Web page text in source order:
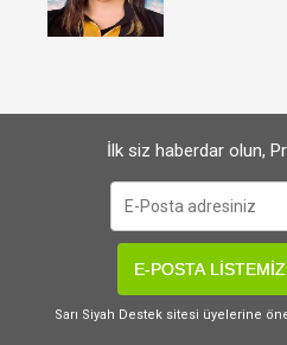
İlk siz haberdar olun,
E-POSTA
Sarı Siyah Destek sitesi üyelerine